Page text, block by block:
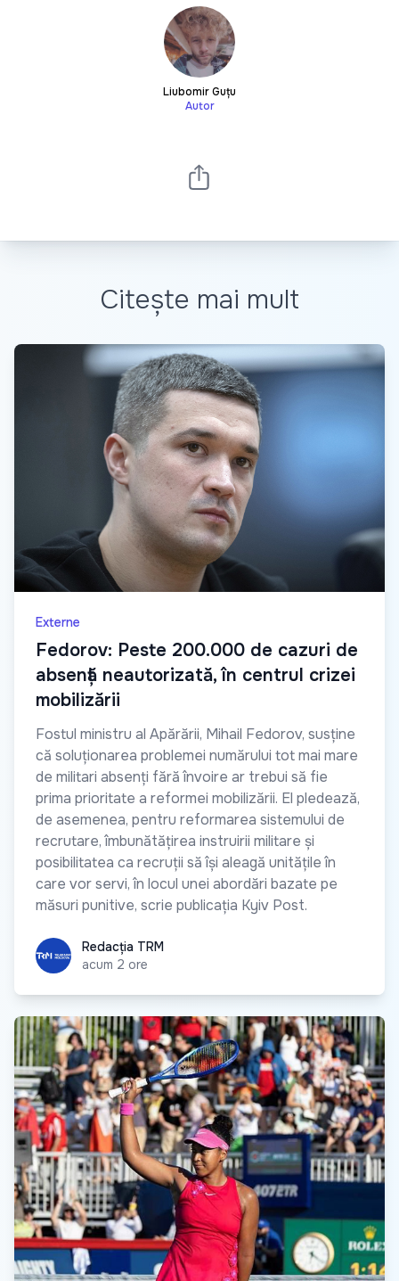
Liubomir Guțu
Autor
Citește mai mult
Externe
Fedorov: Peste 200.000 de cazuri de
absență neautorizată, în centrul crizei
mobilizării
Fostul ministru al Apărării, Mihail Fedorov, susține
că soluționarea problemei numărului tot mai mare
de militari absenți fără învoire ar trebui să fie
prima prioritate a reformei mobilizării. El pledează,
de asemenea, pentru reformarea sistemului de
recrutare, îmbunătățirea instruirii militare și
posibilitatea ca recruții să își aleagă unitățile în
care vor servi, în locul unei abordări bazate pe
măsuri punitive, scrie publicația Kyiv Post.
Redacția TRM
Redacția TRM
acum 2 ore